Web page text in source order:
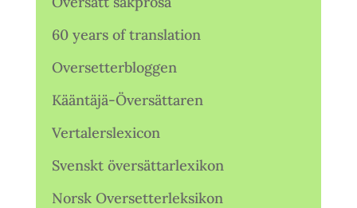
60 years of translation
Oversetterbloggen
Kääntäjä-Översättaren
Vertalerslexicon
Svenskt översättarlexikon
Norsk Oversetterleksikon